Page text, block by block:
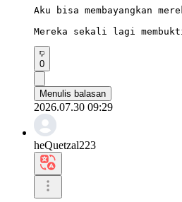
Aku bisa membayangkan
Mereka sekali lagi
0
Menulis balasan
2026.07.30 09:29
heQuetzal223